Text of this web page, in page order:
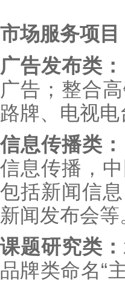
市场服务项目
广告发布类：
广告；整合
路牌、电视
信息传播类：
信息传播，
包括新闻信
新闻发布会等
课题研究类：
品牌类命名“